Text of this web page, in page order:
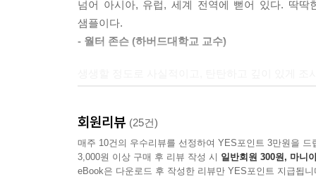
고 부르는 아이들을 연구하는 데 500달러를 지원
달리 사회성이 떨어지지 않았고 테스트로 입증된
론을 확보한 터먼은 전국교육협회의 개혁위원회
오노믹스 모형에 따라 영재 아이들을 국가 자산으
지 못하고 있다.
--- 「5장 바이오노믹스와 우생학」 중에서
1차 세계대전과 2차 세계대전을 거치면서 급속
사업부를 만들고, 이후 각각의 커리어를 쌓아가
인텔의 창업자 로버트 노이스와 고든 무어도 속
나무에 주렁주렁 매달린 열매를 똑 따 먹듯이 저
넘어 아시아, 유럽, 세계 전역에 뻗어 있다. 딱
샘플이다.
- 월터 존슨 (하버드대학교 교수)
말콤 해리스는 21세기 작가다. 그는 재미있고
진실을 알려달라고 할 때 훌륭한 트로이의 목마가
- 〈스미소니언〉 최고의 책
회원리뷰 (25건)
매주 10건의 우수리뷰를 선정하여 YES포인트 3만원을 드
3,000원 이상 구매 후 리뷰 작성 시 일반회원 300원, 마니
eBook은 다운로드 후 작성한 리뷰만 YES포인트 지급됩니